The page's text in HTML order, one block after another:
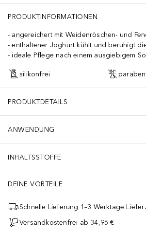
PRODUKTINFORMATIONEN
angereichert mit Weidenröschen- und
enthaltener Joghurt kühlt und beruhigt
ideale Pflege nach einem ausgiebigem
silikonfrei
PRODUKTDETAILS
ANWENDUNG
INHALTSSTOFFE
DEINE VORTEILE
Schnelle Lieferung 1–3 Werktage
Versandkostenfrei ab 34,95 €